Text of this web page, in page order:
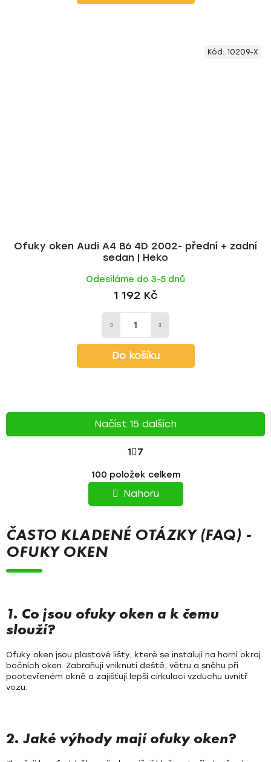
Ofuky oken Audi A4 B6 4D 2002- přední + zadní
sedan | Heko
Odesíláme do 3-5 dnů
1 192 Kč
Do košíku
Kód: 10209-X
v
l
á
a
c
k
ý
p
i
Načíst 15 dalších
S
T
R
Á
N
Á
Í
1 7
100 položek celkem
Nahoru
ČASTO KLADENÉ OTÁZKY (FAQ) -
OFUKY OKEN
1. Co jsou ofuky oken a k čemu
slouží?
Ofuky oken jsou plastové lišty, které se instalují na horní okraj
bočních oken. Zabraňují vniknutí deště, větru a sněhu při
pootevřeném okně a zajišťují lepší cirkulaci vzduchu uvnitř
vozu.
2. Jaké výhody mají ofuky oken?